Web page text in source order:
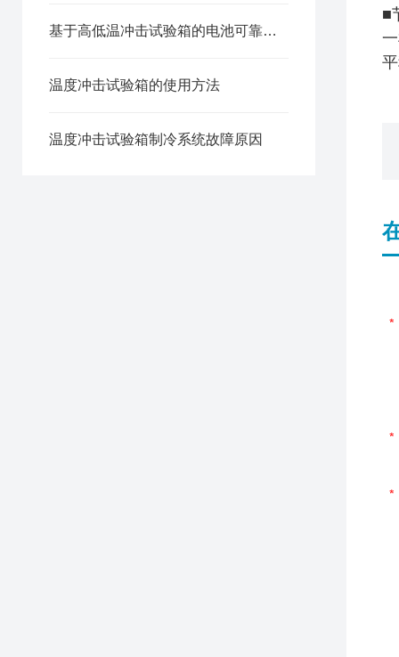
基于高低温冲击试验箱的电池可靠性测试方案
温度冲击试验箱的使用方法
温度冲击试验箱制冷系统故障原因
■